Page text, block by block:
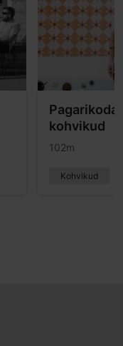
Pagarikoda
kohvikud
102m
Kohvikud